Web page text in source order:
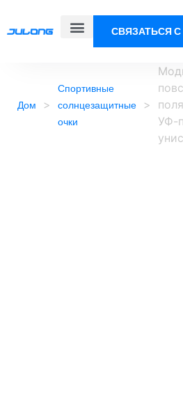
СВЯЗАТЬСЯ
Дом >
Спортивные
солнцезащитные
очки
>
УФ-